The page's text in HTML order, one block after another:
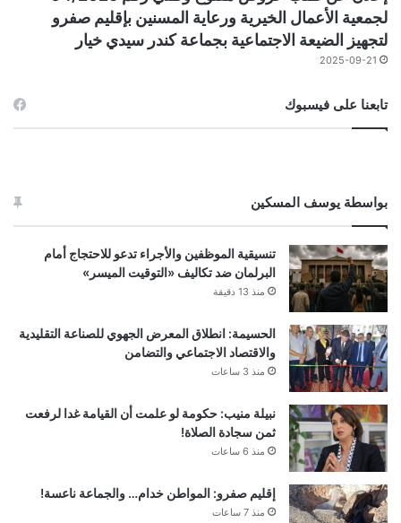
لجمعية الأعمال الخيرية ورعاية المسنين بإقليم صفرو
لتجهيز الضيعة الاجتماعية بجماعة كندر سيدي خيار
2025-09-21
تابعنا على فيسبوك
بواسطة يوسف المسكين
تنسيقية الموظفين والأجراء تدعو للاحتجاج أمام
البرلمان ضد تكاليف «التوقيت الميسر»
منذ 13 دقيقة
الحسيمة: انطلاق المعرض الجهوي للصناعة التقليدية
والاقتصاد الاجتماعي والتضامن
منذ 3 ساعات
نبيلة منيب: حكومة لو علمت أن القيامة غدا لرفعت
ثمن سجادة الصلاة!
منذ 6 ساعات
إقليم صفرو: المواطن خدام… والجماعة ناعسة!
منذ 7 ساعات